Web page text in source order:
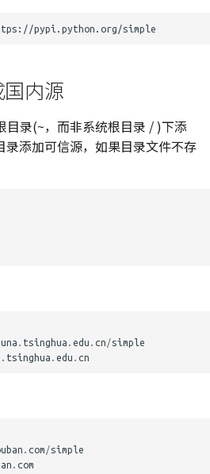
内源
目录(~，而非系统根目录 / )下添
添加可信源，如果目录文件不存
tsinghua edu cn /simple
tsinghua edu cn
com /simple
com